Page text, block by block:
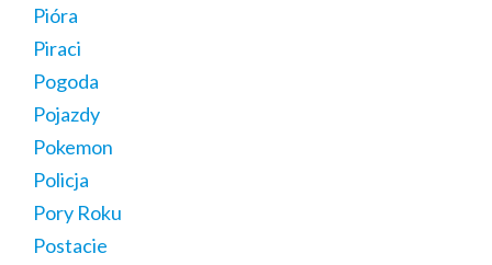
Pióra
Piraci
Pogoda
Pojazdy
Pokemon
Policja
Pory Roku
Postacie